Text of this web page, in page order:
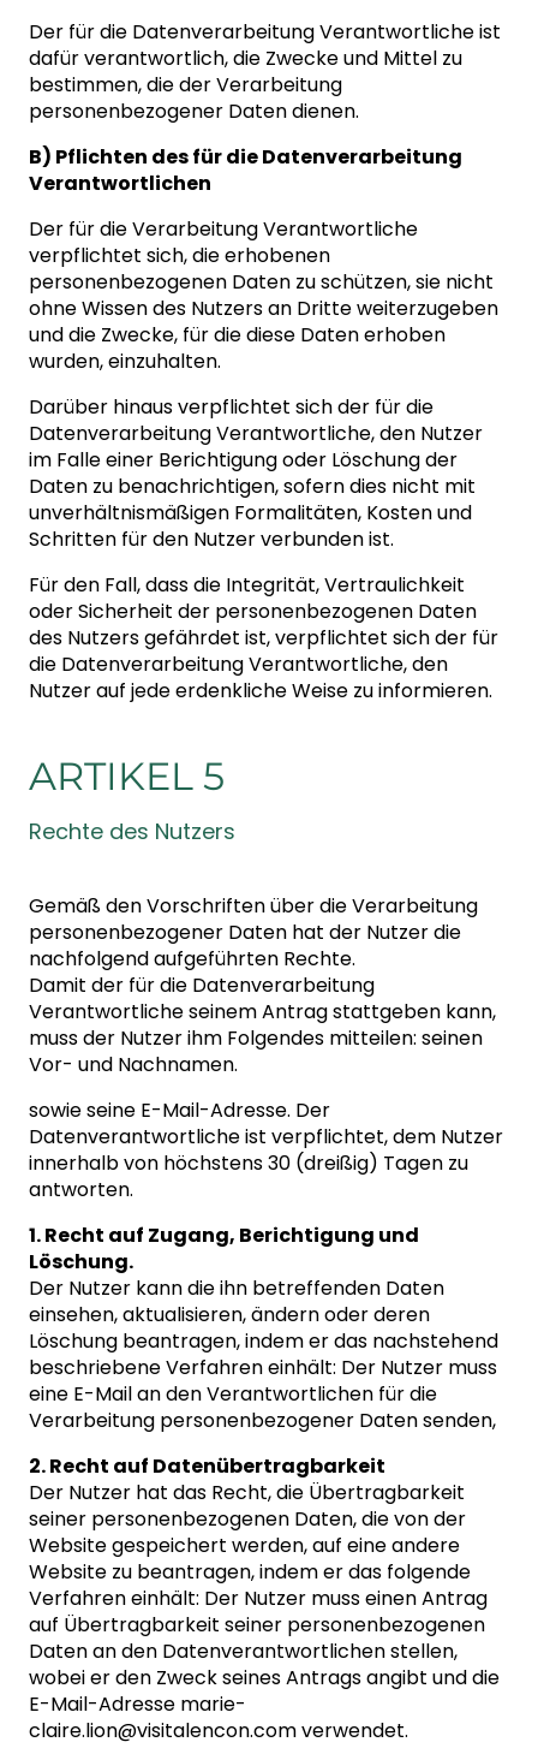
Der für die Datenverarbeitung Verantwortliche ist
dafür verantwortlich, die Zwecke und Mittel zu
bestimmen, die der Verarbeitung
personenbezogener Daten dienen.
B) Pflichten des für die Datenverarbeitung
Verantwortlichen
Der für die Verarbeitung Verantwortliche
verpflichtet sich, die erhobenen
personenbezogenen Daten zu schützen, sie nicht
ohne Wissen des Nutzers an Dritte weiterzugeben
und die Zwecke, für die diese Daten erhoben
wurden, einzuhalten.
Darüber hinaus verpflichtet sich der für die
Datenverarbeitung Verantwortliche, den Nutzer
im Falle einer Berichtigung oder Löschung der
Daten zu benachrichtigen, sofern dies nicht mit
unverhältnismäßigen Formalitäten, Kosten und
Schritten für den Nutzer verbunden ist.
Für den Fall, dass die Integrität, Vertraulichkeit
oder Sicherheit der personenbezogenen Daten
des Nutzers gefährdet ist, verpflichtet sich der für
die Datenverarbeitung Verantwortliche, den
Nutzer auf jede erdenkliche Weise zu informieren.
ARTIKEL 5
Rechte des Nutzers
Gemäß den Vorschriften über die Verarbeitung
personenbezogener Daten hat der Nutzer die
nachfolgend aufgeführten Rechte.
Damit der für die Datenverarbeitung
Verantwortliche seinem Antrag stattgeben kann,
muss der Nutzer ihm Folgendes mitteilen: seinen
Vor- und Nachnamen.
sowie seine E-Mail-Adresse. Der
Datenverantwortliche ist verpflichtet, dem Nutzer
innerhalb von höchstens 30 (dreißig) Tagen zu
antworten.
1. Recht auf Zugang, Berichtigung und
Löschung.
Der Nutzer kann die ihn betreffenden Daten
einsehen, aktualisieren, ändern oder deren
Löschung beantragen, indem er das nachstehend
beschriebene Verfahren einhält: Der Nutzer muss
eine E-Mail an den Verantwortlichen für die
Verarbeitung personenbezogener Daten senden,
2. Recht auf Datenübertragbarkeit
Der Nutzer hat das Recht, die Übertragbarkeit
seiner personenbezogenen Daten, die von der
Website gespeichert werden, auf eine andere
Website zu beantragen, indem er das folgende
Verfahren einhält: Der Nutzer muss einen Antrag
auf Übertragbarkeit seiner personenbezogenen
Daten an den Datenverantwortlichen stellen,
wobei er den Zweck seines Antrags angibt und die
E-Mail-Adresse marie-
claire.lion@visitalencon.comverwendet.